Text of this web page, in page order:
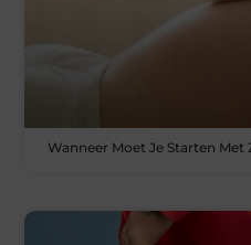
Wanneer Moet Je Starten